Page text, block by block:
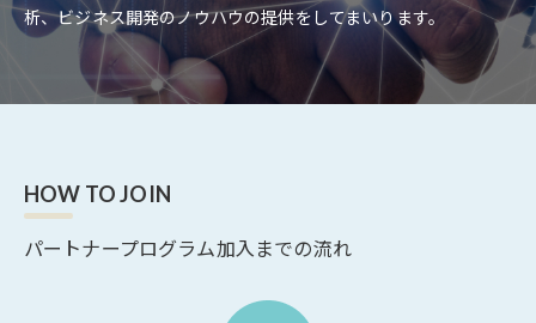
析、ビジネス開発のノウハウの提供をしてまいります。
HOW TO JOIN
パートナープログラム加入までの流れ